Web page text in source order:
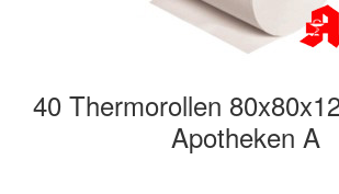
40 Thermorollen
Apotheken A